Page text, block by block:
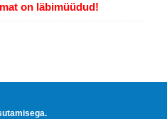
on läbimüüdud!